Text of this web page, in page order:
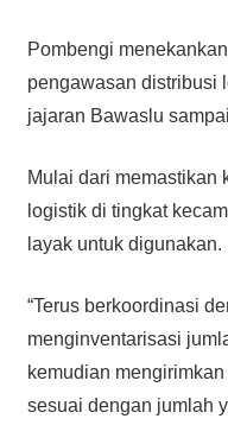
Pombengi
pengawasan distribusi
jajaran Bawaslu
Mulai dari memastikan
logistik di tingkat
layak untuk digunakan.
“Terus berkoordinasi
menginventarisasi
kemudian
sesuai dengan jumlah